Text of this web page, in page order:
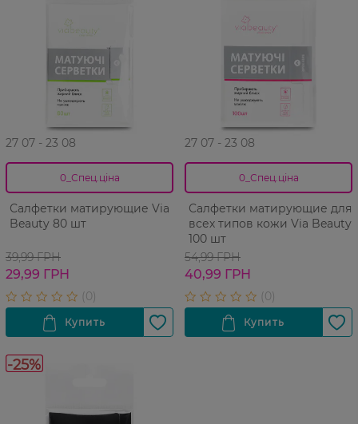
27 07 - 23 08
0_Спец.ціна
Салфетки матирующие Via
Beauty 80 шт
39,99 ГРН
29,99 ГРН
27 07 - 23 08
0_Спец.ціна
Салфетки матирующие для
всех типов кожи Via Beauty
100 шт
54,99 ГРН
40,99 ГРН
-25%